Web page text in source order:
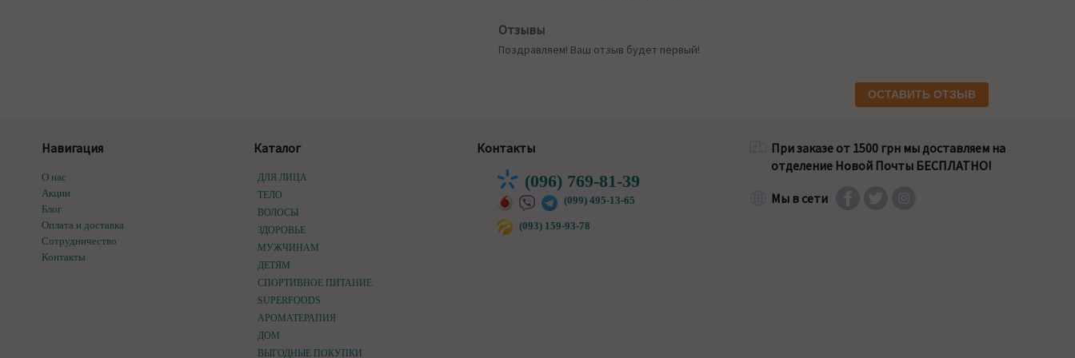
Отзывы
Поздравляем! Ваш отзыв будет первый!
ОСТАВИТЬ ОТЗЫВ
Навигация
О нас
Акции
Блог
Оплата и доставка
Сотрудничество
Контакты
Каталог
ДЛЯ ЛИЦА
ТЕЛО
ВОЛОСЫ
ЗДОРОВЬЕ
МУЖЧИНАМ
ДЕТЯМ
СПОРТИВНОЕ ПИТАНИЕ
SUPERFOODS
АРОМАТЕРАПИЯ
ДОМ
ВЫГОДНЫЕ ПОКУПКИ
Контакты
(096) 769-81-39
(099) 495-13-65
(093) 159-93-78
При заказе от 1500 грн мы доставляем на
отделение Новой Почты БЕСПЛАТНО!
Мы в сети